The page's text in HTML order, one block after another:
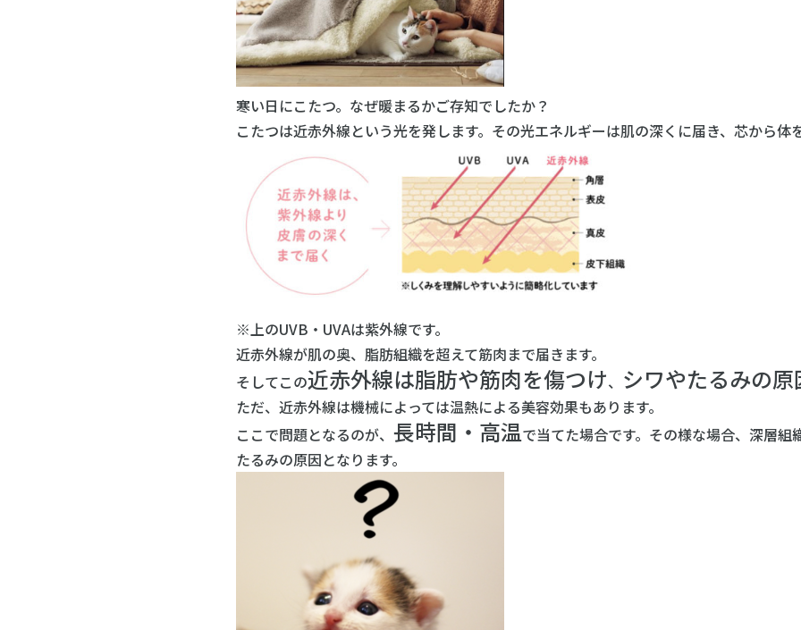
寒い日にこたつ。なぜ暖まるかご存知でしたか？
こたつは近赤外線という光を発します。その光エネルギーは肌の深くに届き、芯から体
※上のUVB・UVAは紫外線です。
近赤外線が肌の奥、脂肪組織を超えて筋肉まで届きます。
そしてこの近赤外線は脂肪や筋肉を傷つけ、 シワやたるみの原
ただ、近赤外線は機械によっては温熱による美容効果もあります。
ここで問題となるのが、長時間・高温で当てた場合です。その様な場合、深層組
たるみの原因となります。